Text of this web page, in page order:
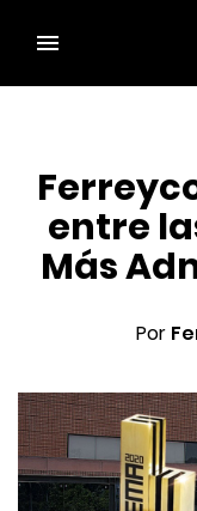
entre
Más
Por